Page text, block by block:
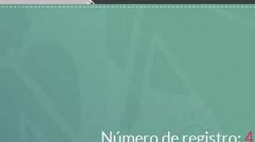
Número de registro: